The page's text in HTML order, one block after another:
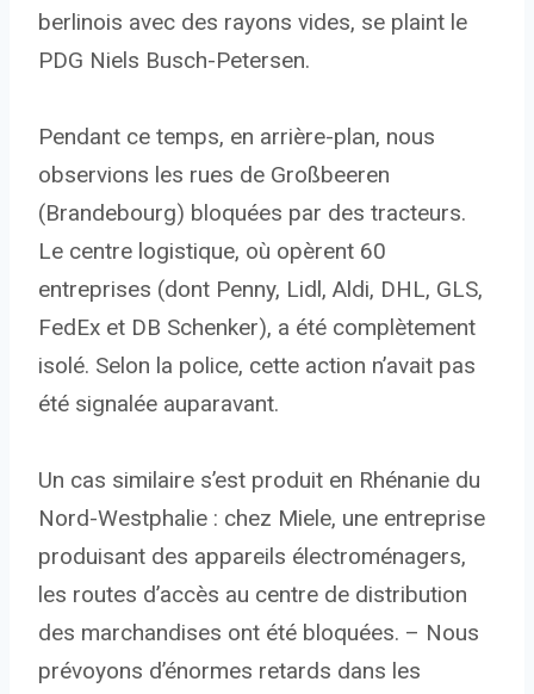
berlinois avec des rayons vides, se plaint le
PDG Niels Busch-Petersen.
Pendant ce temps, en arrière-plan, nous
observions les rues de Großbeeren
(Brandebourg) bloquées par des tracteurs.
Le centre logistique, où opèrent 60
entreprises (dont Penny, Lidl, Aldi, DHL, GLS,
FedEx et DB Schenker), a été complètement
isolé. Selon la police, cette action n’avait pas
été signalée auparavant.
Un cas similaire s’est produit en Rhénanie du
Nord-Westphalie : chez Miele, une entreprise
produisant des appareils électroménagers,
les routes d’accès au centre de distribution
des marchandises ont été bloquées. – Nous
prévoyons d’énormes retards dans les